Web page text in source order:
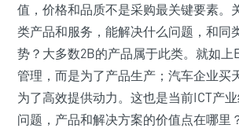
值，价格和品质不是采购最关键要素。
类产品和服务，能解决什么问题，和同
势？大多数2B的产品属于此类。就如上
管理，而是为了产品生产；汽车企业买
为了高效提供动力。这也是当前ICT产
问题，产品和解决方案的价值点在哪里